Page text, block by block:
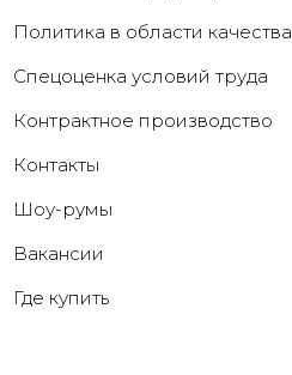
Политика в области качества
Cпецоценка условий труда
Контрактное производство
Контакты
Шоу-румы
Вакансии
Где купить